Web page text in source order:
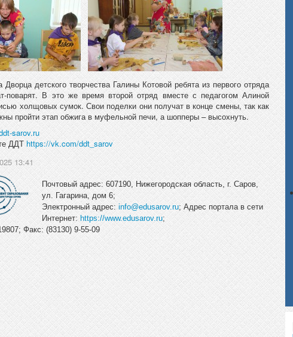
детского творчества Галины Котовой ребята из первого отряда
поварят. В это же время второй отряд вместе с педагогом Алиной
холщовых сумок. Свои поделки они получат в конце смены, так как
пройти этап обжига в муфельной печи, а шопперы – высохнуть.
sarov.ru
ДДТhttps://vk.com/ddt_sarov
13:41
Почтовый адрес: 607190, Нижегородская область, г. Саров,
ул. Гагарина, дом 6;
Электронный адрес:info@edusarov.ru; Адрес портала в сети
Интернет:https://www.edusarov.ru;
Факс: (83130) 9-55-09